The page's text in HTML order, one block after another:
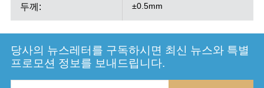
두께: ±0.5mm
당사의 뉴스레터를 구독하시면 최신 뉴스와 특별
프로모션 정보를 보내드립니다.